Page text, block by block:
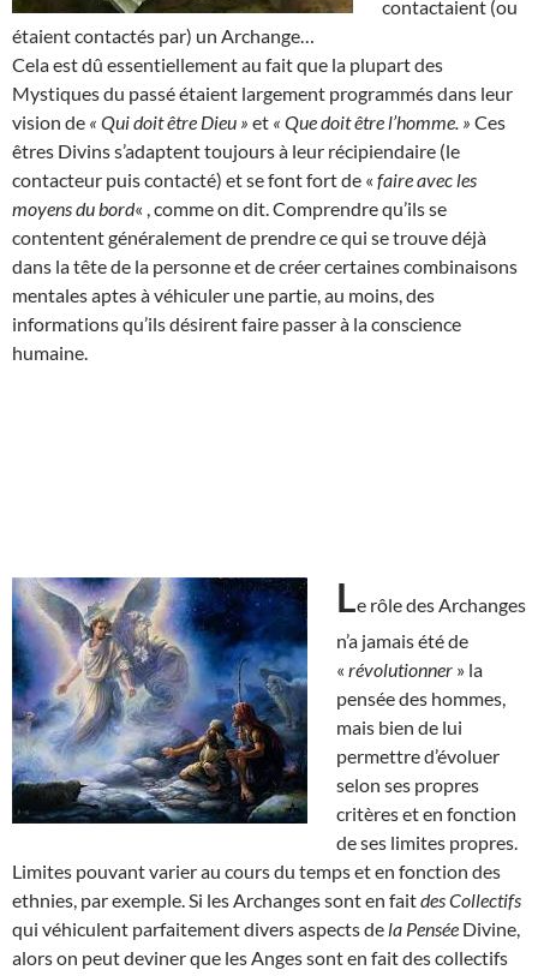
contactaient (ou
étaient contactés par) un Archange…
Cela est dû essentiellement au fait que la plupart des
Mystiques du passé étaient largement programmés dans leur
vision de « Qui doit être Dieu » et « Que doit être l’homme. » Ces
êtres Divins s’adaptent toujours à leur récipiendaire (le
contacteur puis contacté) et se font fort de « faire avec les
moyens du bord« , comme on dit. Comprendre qu’ils se
contentent généralement de prendre ce qui se trouve déjà
dans la tête de la personne et de créer certaines combinaisons
mentales aptes à véhiculer une partie, au moins, des
informations qu’ils désirent faire passer à la conscience
humaine.
Le rôle des Archanges
n’a jamais été de
« révolutionner » la
pensée des hommes,
mais bien de lui
permettre d’évoluer
selon ses propres
critères et en fonction
de ses limites propres.
Limites pouvant varier au cours du temps et en fonction des
ethnies, par exemple. Si les Archanges sont en faitdes Collectifs
qui véhiculent parfaitement divers aspects de la Pensée Divine,
alors on peut deviner que les Anges sont en fait des collectifs